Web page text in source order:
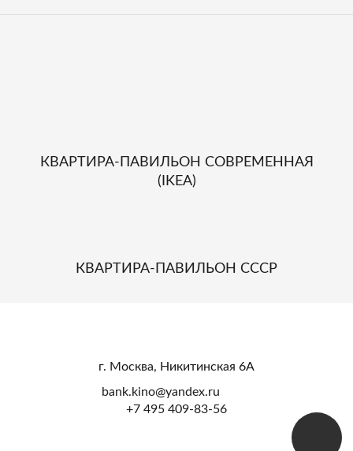
КВАРТИРА-ПАВИЛЬОН СОВРЕМЕННАЯ
(IKEA)
КВАРТИРА-ПАВИЛЬОН СССР
г. Москва, Никитинская 6А
bank.kino@yandex.ru
+7 495 409-83-56